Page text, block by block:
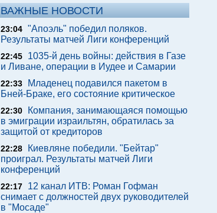
ВАЖНЫЕ НОВОСТИ
23:04 "Апоэль" победил поляков.
Результаты матчей Лиги конференций
22:45
1035-й день войны: действия в Газе
и Ливане, операции в Иудее и Самарии
22:33
Младенец подавился пакетом в
Бней-Браке, его состояние критическое
22:30
Компания, занимающаяся помощью
в эмиграции израильтян, обратилась за
защитой от кредиторов
22:28
Киевляне победили. "Бейтар"
проиграл. Результаты матчей Лиги
конференций
22:17
12 канал ИТВ: Роман Гофман
снимает с должностей двух руководителей
в "Мосаде"